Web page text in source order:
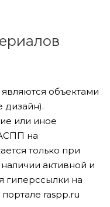
объектами
дизайн).
или иное
на
только при
активной и
гиперссылки на
raspp.ru